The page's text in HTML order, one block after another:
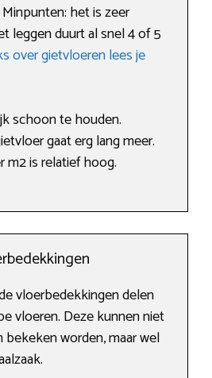
het is zeer
leggen duurt al snel 4 of 5
over gietvloeren lees je
schoon te houden.
gaat erg lang meer.
m2 is relatief hoog.
vloerbedekkingen delen
vloeren. Deze kunnen niet
worden, maar wel